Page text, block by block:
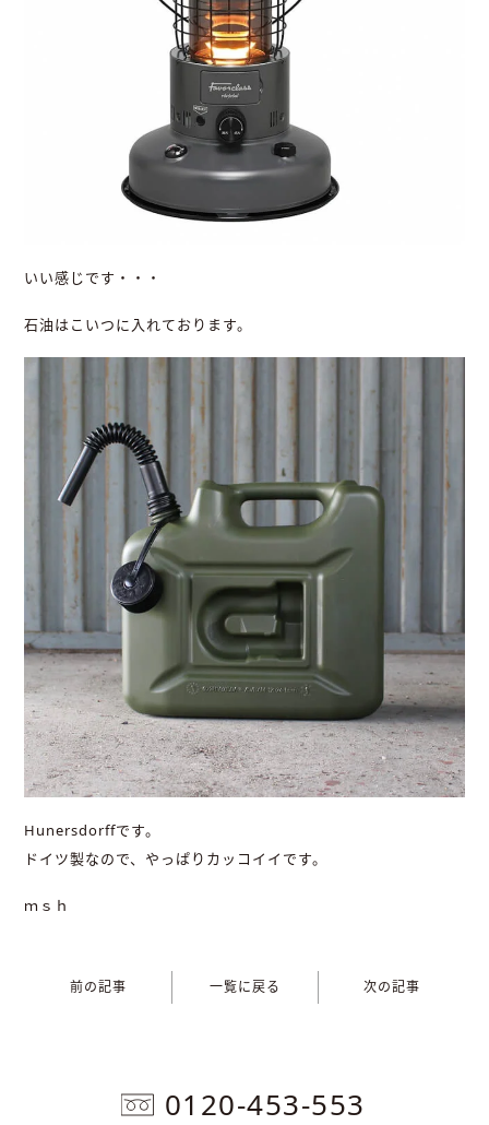
いい感じです・・・
石油はこいつに入れております。
Hunersdorffです。
ドイツ製なので、やっぱりカッコイイです。
ｍｓｈ
前の記事 一覧に戻る 次の記事
0120-453-553